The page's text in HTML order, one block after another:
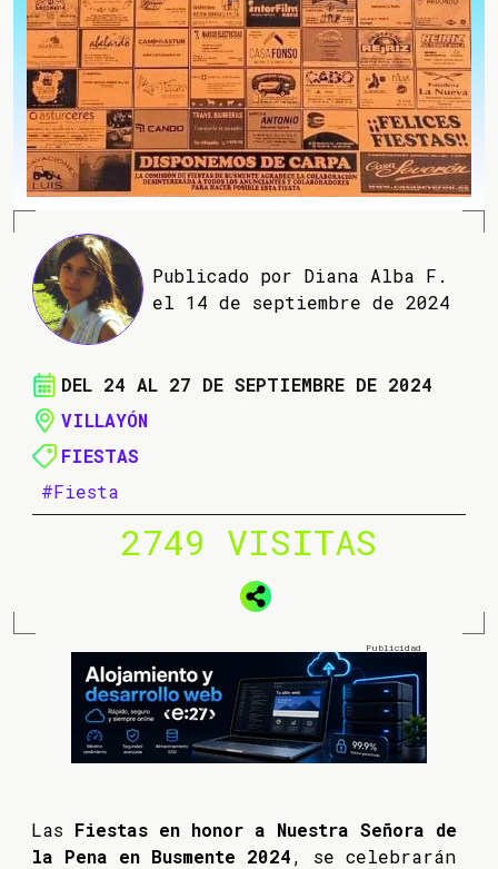
Publicado por Diana Alba F.
el 14 de septiembre de 2024
DEL 24 AL 27 DE SEPTIEMBRE DE 2024
VILLAYÓN
FIESTAS
#Fiesta
2749 VISITAS
Las Fiestas en honor a Nuestra Señora de
la Pena en Busmente 2024, se celebrarán